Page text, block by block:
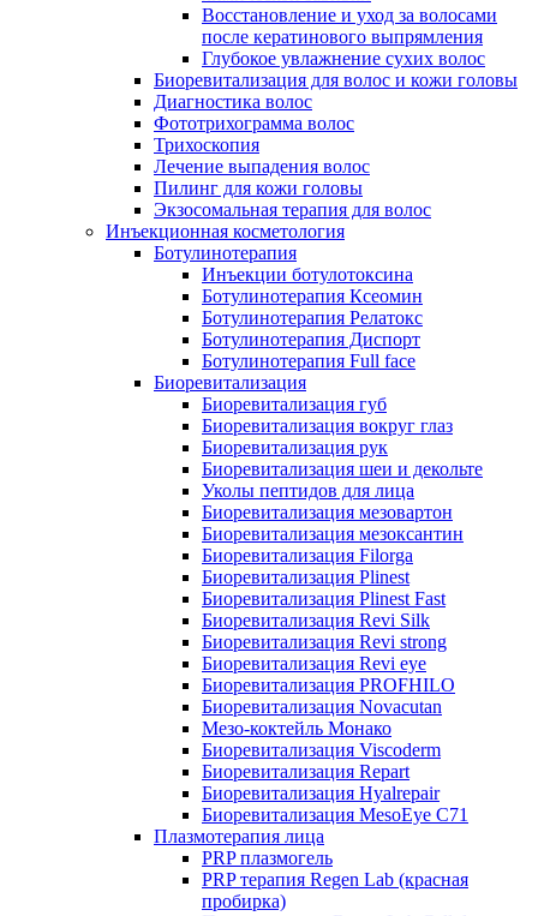
Восстановление и уход за волосами
после кератинового выпрямления
Глубокое увлажнение сухих волос
Биоревитализация для волос и кожи головы
Диагностика волос
Фототрихограмма волос
Трихоскопия
Лечение выпадения волос
Пилинг для кожи головы
Экзосомальная терапия для волос
Инъекционная косметология
Ботулинотерапия
Инъекции ботулотоксина
Ботулинотерапия Ксеомин
Ботулинотерапия Релатокс
Ботулинотерапия Диспорт
Ботулинотерапия Full face
Биоревитализация
Биоревитализация губ
Биоревитализация вокруг глаз
Биоревитализация рук
Биоревитализация шеи и декольте
Уколы пептидов для лица
Биоревитализация мезовартон
Биоревитализация мезоксантин
Биоревитализация Filorga
Биоревитализация Plinest
Биоревитализация Plinest Fast
Биоревитализация Revi Silk
Биоревитализация Revi strong
Биоревитализация Revi eye
Биоревитализация PROFHILO
Биоревитализация Novacutan
Мезо-коктейль Монако
Биоревитализация Viscoderm
Биоревитализация Repart
Биоревитализация Hyalrepair
Биоревитализация MesoEye C71
Плазмотерапия лица
PRP плазмогель
PRP терапия Regen Lab (красная
пробирка)